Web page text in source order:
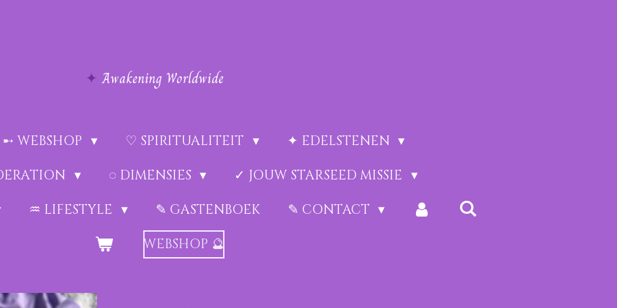
✦ Awakening Worldwide
➸ WEBSHOP ♡ SPIRITUALITEIT
✦ EDELSTENEN
◌ DIMENSIES
✓ JOUW STARSEED MISSIE
♒︎ LIFESTYLE
✎ GASTENBOEK
✎ CONTACT
WEBSHOP 🔮